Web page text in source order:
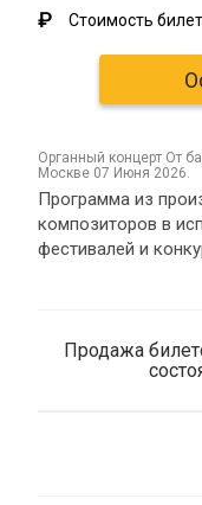
₽ Стоимость
органный концерт От барокко до босса-новы: гитара и орган в
Москве 07 Июня 2026.
Программа из
композиторов в
фестивалей и
Продажа